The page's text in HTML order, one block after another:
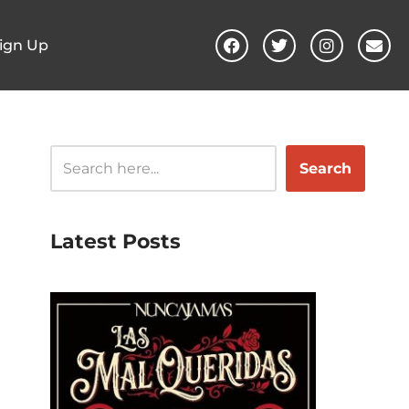
Up
Search
Latest Posts